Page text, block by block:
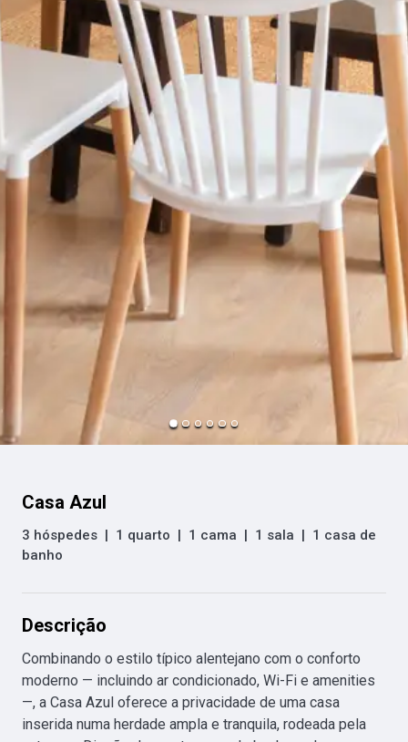
Casa Azul
3 hóspedes | 1 quarto | 1 cama | 1 sala | 1 casa de
banho
Descrição
Combinando o estilo típico alentejano com o conforto
moderno — incluindo ar condicionado, Wi-Fi e amenities
—, a Casa Azul oferece a privacidade de uma casa
inserida numa herdade ampla e tranquila, rodeada pela